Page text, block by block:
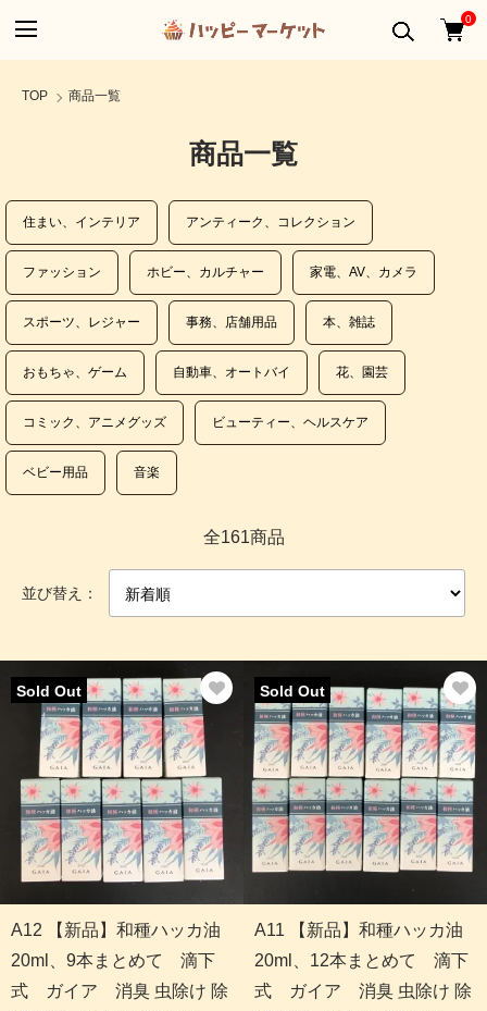
0
TOP 商品一覧
商品一覧
カテゴリー
住まい、インテリア アンティーク、コレクション
ファッション ホビー、カルチャー 家電、AV、カメラ
スポーツ、レジャー 事務、店舗用品 本、雑誌
おもちゃ、ゲーム 自動車、オートバイ 花、園芸
コミック、アニメグッズ ビューティー、ヘルスケア
ベビー用品 音楽
全161商品
並び替え：
Sold Out
A12 【新品】和種ハッカ油
20ml、9本まとめて 滴下
式 ガイア 消臭 虫除け 除
Sold Out
A11 【新品】和種ハッカ油
20ml、12本まとめて 滴下
式 ガイア 消臭 虫除け 除